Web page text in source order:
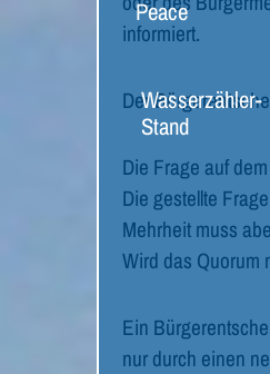
Peace
Wasserzähler-
Stand
informiert.
Der
Die Frage auf
Die gestellte
Mehrheit muss
Wird das Quorum
Ein
nur durch einen